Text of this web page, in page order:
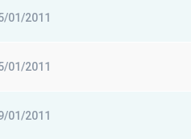
01/2011
01/2011
01/2011